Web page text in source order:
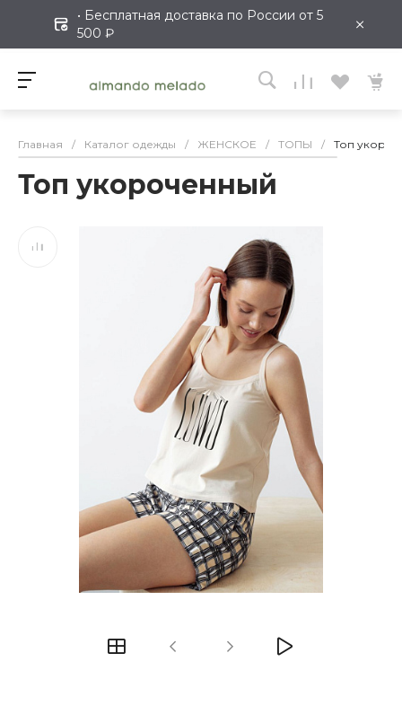
• Бесплатная доставка по России от 5
500 ₽
×
Главная / Каталог одежды / ЖЕНСКОЕ / ТОПЫ / Топ
Топ укороченный